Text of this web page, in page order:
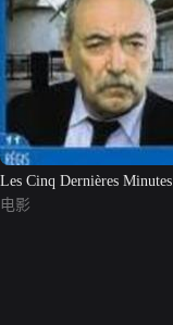
Les Cinq Dernières Minutes
电影